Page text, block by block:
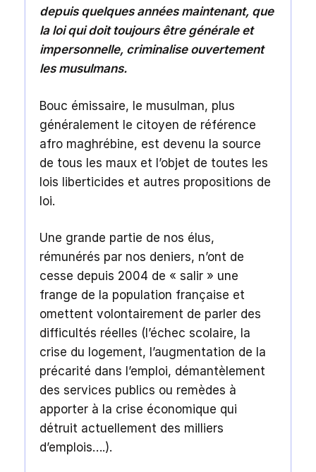
depuis quelques années maintenant, que
la loi qui doit toujours être générale et
impersonnelle, criminalise ouvertement
les musulmans.
Bouc émissaire, le musulman, plus
généralement le citoyen de référence
afro maghrébine, est devenu la source
de tous les maux et l’objet de toutes les
lois liberticides et autres propositions de
loi.
Une grande partie de nos élus,
rémunérés par nos deniers, n’ont de
cesse depuis 2004 de « salir » une
frange de la population française et
omettent volontairement de parler des
difficultés réelles (l’échec scolaire, la
crise du logement, l’augmentation de la
précarité dans l’emploi, démantèlement
des services publics ou remèdes à
apporter à la crise économique qui
détruit actuellement des milliers
d’emplois….).